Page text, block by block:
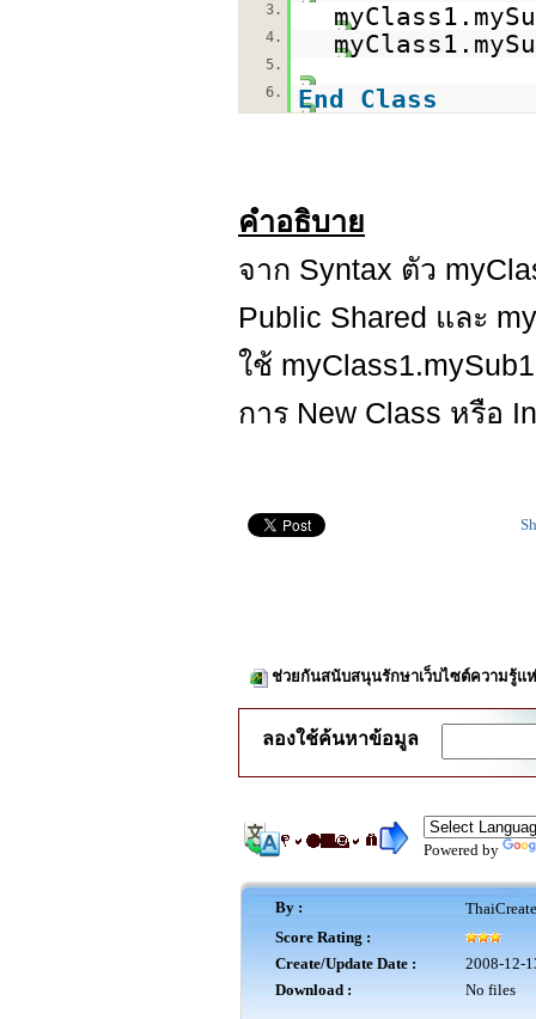
3.
4.
5.
6.
End Class
คำอธิบาย
จาก Syntax ตัว
Public Shared และ
ใช้
การ New Class หรือ
ช่วยกันสนับสนุนรักษาเว็บไซต์ความรู้แ
ลองใช้ค้นหาข้อมูล
Powered by
By :
Score Rating :
Create/Update Date :
2008-12-
Download :
No files